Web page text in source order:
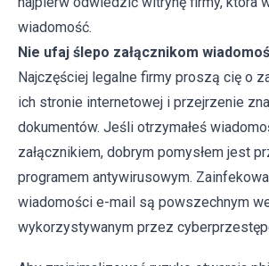
wiadomość.
Nie ufaj ślepo załącznikom
Najczęściej legalne firmy proszą cię o
ich stronie internetowej i przejrzenie
dokumentów. Jeśli otrzymałeś
załącznikiem, dobrym pomysłem jest
programem antywirusowym.
wiadomości e-mail są powszechnym
wykorzystywanym przez